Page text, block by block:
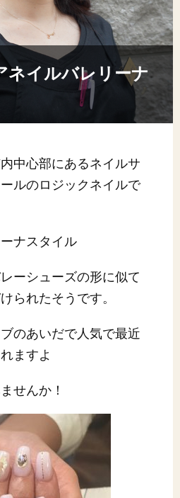
ネイルバレリーナ
中心部にあるネイルサ
ルのロジックネイルで
ナスタイル
ーシューズの形に似て
られたそうです。
のあいだで人気で最近
ますよ
せんか！